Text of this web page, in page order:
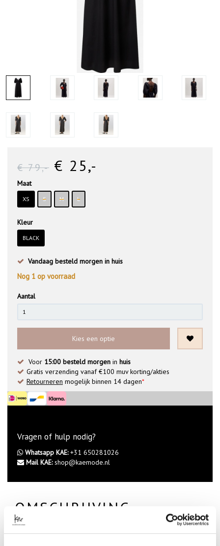
OMSCHRIJVING
valt redelijk recht
€ 79,- € 25,-
Maat
XS S M L
Kleur
BLACK
Vandaag besteld morgen in huis
Nog 1 op voorraad
Aantal
Kies een optie
Voor 15:00 besteld morgen in huis
Gratis verzending vanaf €100 muv korting/akties
Retourneren mogelijk binnen 14 dagen*
Vragen of hulp nodig?
Whatsapp KAE:+31 650281026
Mail KAE:shop@kaemode.nl